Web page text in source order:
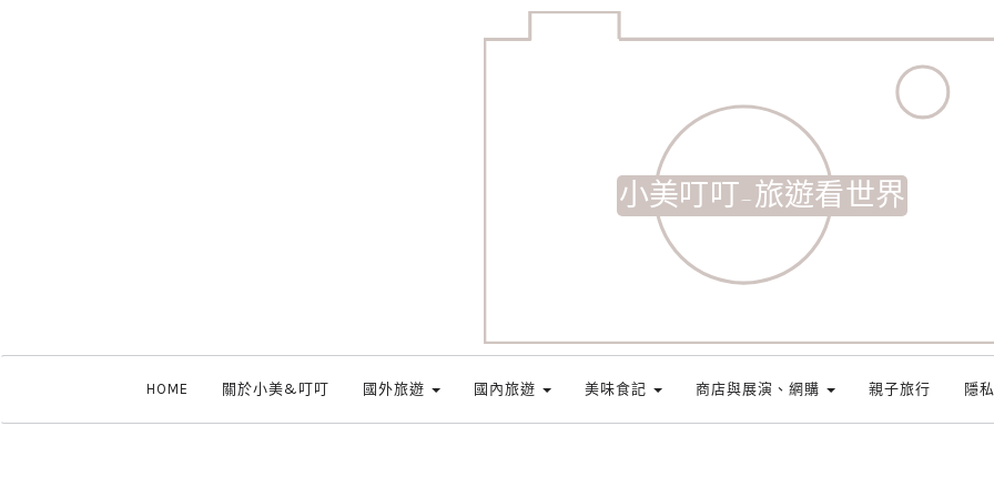
小美叮叮-旅遊看世界
HOME 關於小美&叮叮 國外旅遊 國內旅遊 美味食記 商店與展演、網購 親子旅行 隱